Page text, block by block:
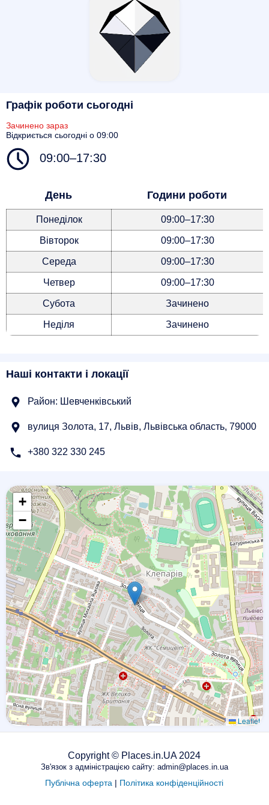
Графік роботи сьогодні
Зачинено зараз
Відкриється сьогодні о 09:00
09:00–17:30
День Години роботи
Понеділок 09:00–17:30
Вівторок 09:00–17:30
Середа 09:00–17:30
Четвер 09:00–17:30
Субота Зачинено
Неділя Зачинено
Наші контакти і локації
Район: Шевченківський
вулиця Золота, 17, Львів, Львівська область, 79000
+380 322 330 245
+
−
Leaflet
Copyright © Places.in.UA 2024
Зв'язок з адміністрацією сайту: admin@places.in.ua
Публічна оферта | Політика конфіденційності